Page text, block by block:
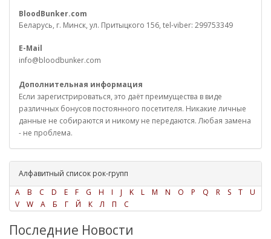
BloodBunker.com
Беларусь, г. Минск, ул. Притыцкого 156, tel-viber: 299753349
E-Mail
info@bloodbunker.com
Дополнительная информация
Если зарегистрироваться, это даёт преимущества в виде
различных бонусов постоянного посетителя. Никакие личные
данные не собираются и никому не передаются. Любая замена
- не проблема.
Алфавитный список рок-групп
A
B C D E F G H I J K L M N O P Q R S T
U
V
W А Б Г Й К Л П С
Последние Новости